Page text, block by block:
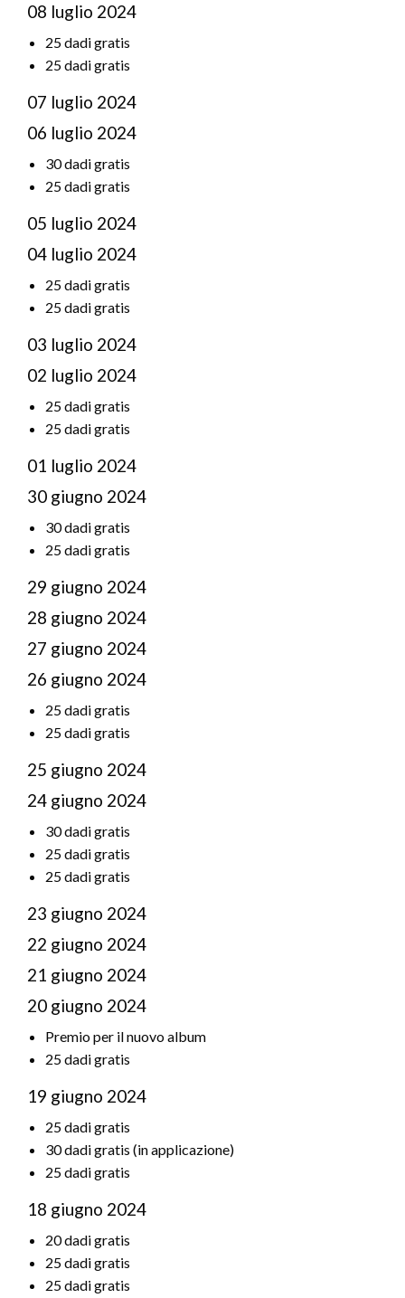
08 luglio 2024
25 dadi gratis
25 dadi gratis
07 luglio 2024
06 luglio 2024
30 dadi gratis
25 dadi gratis
05 luglio 2024
04 luglio 2024
25 dadi gratis
25 dadi gratis
03 luglio 2024
02 luglio 2024
25 dadi gratis
25 dadi gratis
01 luglio 2024
30 giugno 2024
30 dadi gratis
25 dadi gratis
29 giugno 2024
28 giugno 2024
27 giugno 2024
26 giugno 2024
25 dadi gratis
25 dadi gratis
25 giugno 2024
24 giugno 2024
30 dadi gratis
25 dadi gratis
25 dadi gratis
23 giugno 2024
22 giugno 2024
21 giugno 2024
20 giugno 2024
Premio per il nuovo album
25 dadi gratis
19 giugno 2024
25 dadi gratis
30 dadi gratis (in applicazione)
25 dadi gratis
18 giugno 2024
20 dadi gratis
25 dadi gratis
25 dadi gratis